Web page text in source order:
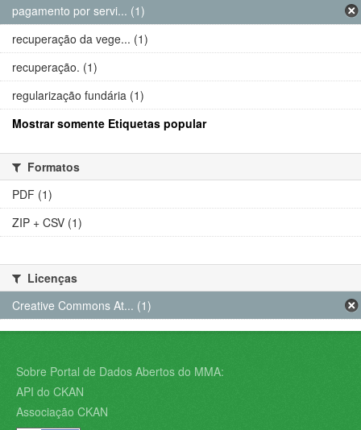
pagamento por servi... (1)
recuperação da vege... (1)
recuperação. (1)
regularização fundária (1)
Mostrar somente Etiquetas popular
Formatos
PDF (1)
ZIP + CSV (1)
Licenças
Creative Commons At... (1)
Sobre Portal de Dados Abertos do MMA:
API do CKAN
Associação CKAN